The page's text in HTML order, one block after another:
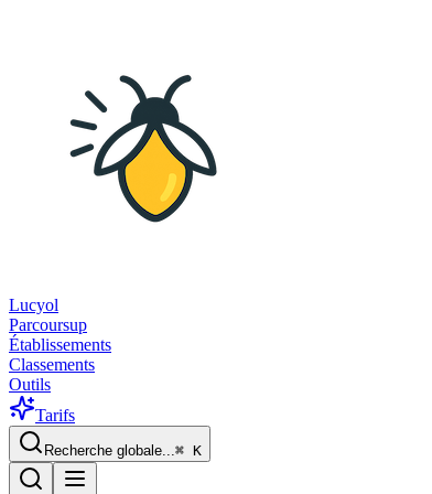
Lucyol
Parcoursup
Établissements
Classements
Outils
Tarifs
Recherche globale...⌘ K